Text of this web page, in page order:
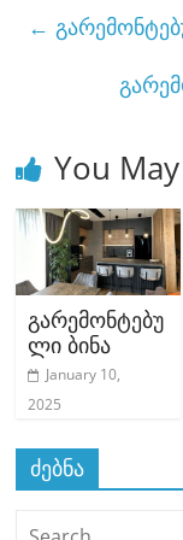
e
b
k
o
d
o
l
←
You
გარემონტებუ
ლი ბინა
January 10,
2025
ძებნა